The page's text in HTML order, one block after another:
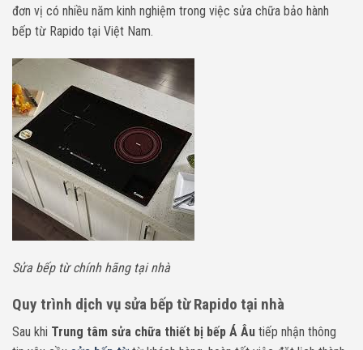
đơn vị có nhiều năm kinh nghiệm trong việc sửa chữa bảo hành
bếp từ Rapido tại Việt Nam.
Sửa bếp từ chính hãng tại nhà
Quy trình dịch vụ sửa bếp từ Rapido tại nhà
Sau khi Trung tâm sửa chữa thiết bị bếp Á Âu tiếp nhận thông